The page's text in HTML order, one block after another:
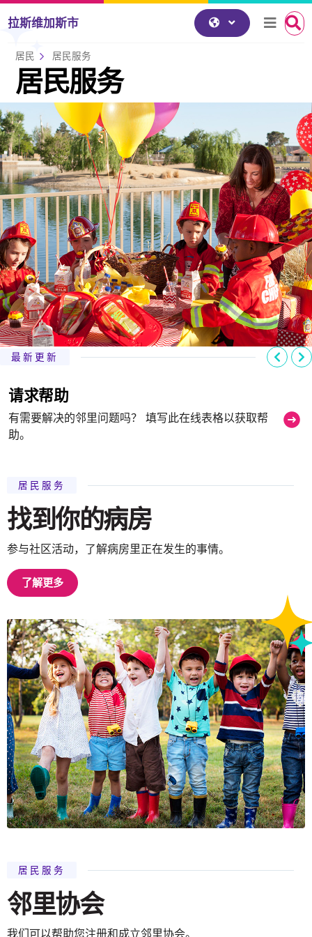
跳到内容
拉斯维加斯市
居民 居民服务
居民服务
最新更新 以前
请求帮助
有需要解决的邻里问题吗？ 填写此在线表格以获取帮
助。
居民服务
找到你的病房
参与社区活动，了解病房里正在发生的事情。
了解更多
居民服务
邻里协会
我们可以帮助您注册和成立邻里协会。